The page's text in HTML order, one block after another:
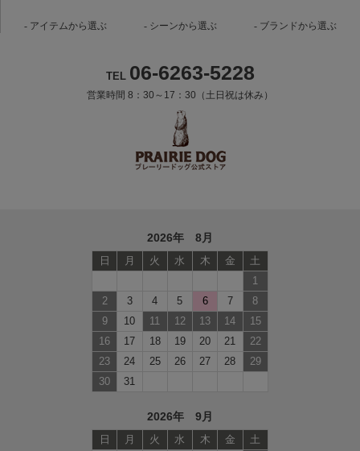
アイテムから選ぶ シーンから選ぶ ブランドから選ぶ
TEL 06-6263-5228
営業時間 8：30～17：30（土日祝は休み）
2026年 8月
日 月 火 水 木 金
土
1
2
3 4 5 6 7
8
9
10 11 12 13 14
15
16
17 18 19 20 21
22
23
24 25 26 27 28
29
30
31
2026年 9月
日 月 火 水 木 金
土